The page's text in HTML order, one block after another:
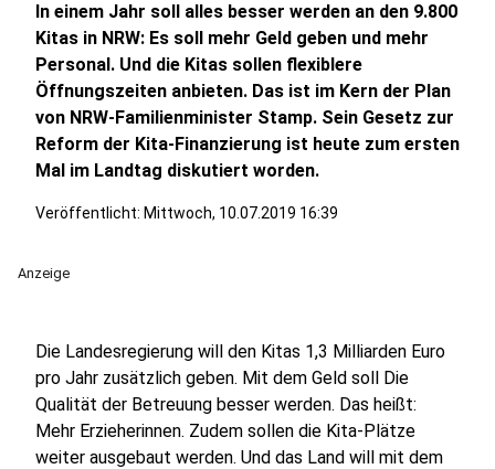
In einem Jahr soll alles besser werden an den 9.800
Kitas in NRW: Es soll mehr Geld geben und mehr
Personal. Und die Kitas sollen flexiblere
Öffnungszeiten anbieten. Das ist im Kern der Plan
von NRW-Familienminister Stamp. Sein Gesetz zur
Reform der Kita-Finanzierung ist heute zum ersten
Mal im Landtag diskutiert worden.
Veröffentlicht: Mittwoch, 10.07.2019 16:39
Anzeige
Die Landesregierung will den Kitas 1,3 Milliarden Euro
pro Jahr zusätzlich geben. Mit dem Geld soll Die
Qualität der Betreuung besser werden. Das heißt:
Mehr Erzieherinnen. Zudem sollen die Kita-Plätze
weiter ausgebaut werden. Und das Land will mit dem